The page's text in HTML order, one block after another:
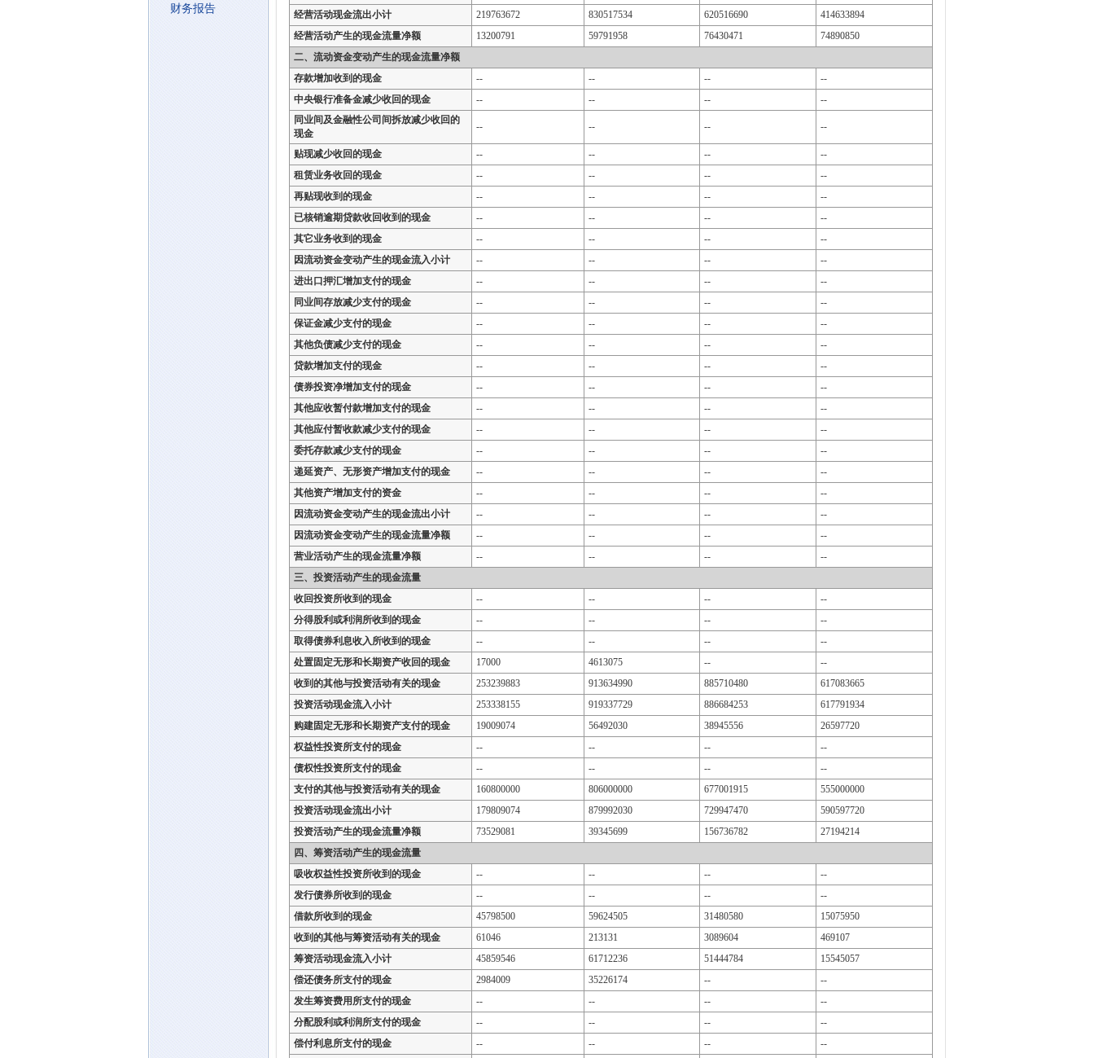
财务报告
经营活动现金流出小计
219763672 830517534 620516690
414633894
经营活动产生的现金流量净额
13200791 59791958 76430471
74890850
二、流动资金变动产生的现金流量净额
存款增加收到的现金
-- -- --
--
中央银行准备金减少收回的现金
-- -- --
--
同业间及金融性公司间拆放减少收回的
现金
-- -- -- --
贴现减少收回的现金 -- -- --
--
租赁业务收回的现金
-- -- --
--
再贴现收到的现金
-- -- --
--
已核销逾期贷款收回收到的现金
-- -- --
--
其它业务收到的现金
-- -- --
--
因流动资金变动产生的现金流入小计
-- -- --
--
进出口押汇增加支付的现金
-- -- --
--
同业间存放减少支付的现金
-- -- --
--
保证金减少支付的现金
-- -- --
--
其他负债减少支付的现金
-- -- --
--
贷款增加支付的现金
-- -- --
--
债券投资净增加支付的现金
-- -- --
--
其他应收暂付款增加支付的现金
-- -- --
--
其他应付暂收款减少支付的现金
-- -- --
--
委托存款减少支付的现金
-- -- --
--
递延资产、无形资产增加支付的现金
-- -- --
--
其他资产增加支付的资金
-- -- --
--
因流动资金变动产生的现金流出小计
-- -- --
--
因流动资金变动产生的现金流量净额
-- -- --
--
营业活动产生的现金流量净额
-- -- --
--
三、投资活动产生的现金流量
收回投资所收到的现金
-- -- --
--
分得股利或利润所收到的现金
-- -- --
--
取得债券利息收入所收到的现金
-- -- --
--
处置固定无形和长期资产收回的现金
17000 4613075 --
--
收到的其他与投资活动有关的现金
253239883 913634990 885710480
617083665
投资活动现金流入小计
253338155 919337729 886684253
617791934
购建固定无形和长期资产支付的现金
19009074 56492030 38945556
26597720
权益性投资所支付的现金
-- -- --
--
债权性投资所支付的现金
-- -- --
--
支付的其他与投资活动有关的现金
160800000 806000000 677001915
555000000
投资活动现金流出小计
179809074 879992030 729947470
590597720
投资活动产生的现金流量净额
73529081 39345699 156736782
27194214
四、筹资活动产生的现金流量
吸收权益性投资所收到的现金
-- -- --
--
发行债券所收到的现金
-- -- --
--
借款所收到的现金
45798500 59624505 31480580
15075950
收到的其他与筹资活动有关的现金
61046 213131 3089604
469107
筹资活动现金流入小计
45859546 61712236 51444784
15545057
偿还债务所支付的现金
2984009 35226174 --
--
发生筹资费用所支付的现金
-- -- --
--
分配股利或利润所支付的现金
-- -- --
--
偿付利息所支付的现金
-- -- --
--